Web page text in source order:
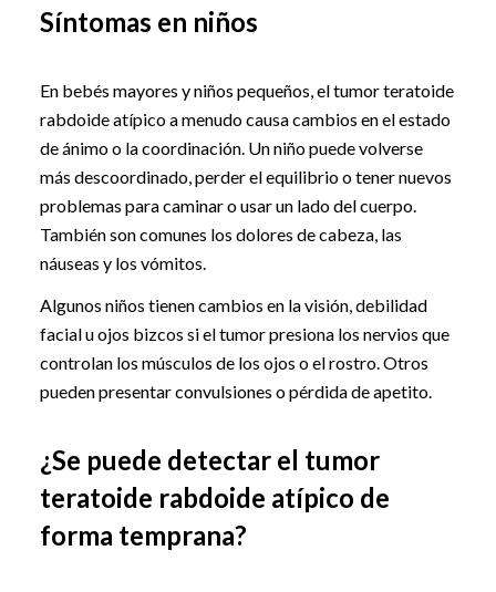
Síntomas en niños
En bebés mayores y niños pequeños, el tumor teratoide
rabdoide atípico a menudo causa cambios en el estado
de ánimo o la coordinación. Un niño puede volverse
más descoordinado, perder el equilibrio o tener nuevos
problemas para caminar o usar un lado del cuerpo.
También son comunes los dolores de cabeza, las
náuseas y los vómitos.
Algunos niños tienen cambios en la visión, debilidad
facial u ojos bizcos si el tumor presiona los nervios que
controlan los músculos de los ojos o el rostro. Otros
pueden presentar convulsiones o pérdida de apetito.
¿Se puede detectar el tumor
teratoide rabdoide atípico de
forma temprana?